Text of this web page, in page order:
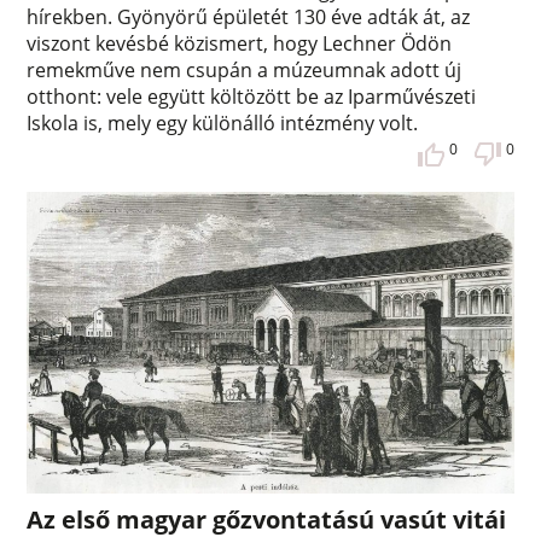
hírekben. Gyönyörű épületét 130 éve adták át, az
viszont kevésbé közismert, hogy Lechner Ödön
remekműve nem csupán a múzeumnak adott új
otthont: vele együtt költözött be az Iparművészeti
Iskola is, mely egy különálló intézmény volt.
0 0
Az első magyar gőzvontatású vasút vitái